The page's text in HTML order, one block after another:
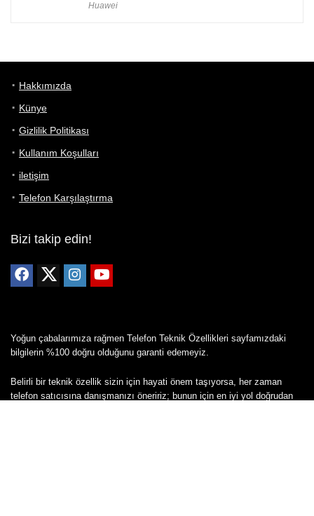
Huawei
Hakkımızda
Künye
Gizlilik Politikası
Kullanım Koşulları
iletişim
Telefon Karşılaştırma
Bizi takip edin!
Yoğun çabalarımıza rağmen Telefon Teknik Özellikleri sayfamızdaki
bilgilerin %100 doğru olduğunu garanti edemeyiz.
Belirli bir teknik özellik sizin için hayati önem taşıyorsa, her zaman
telefon satıcısına danışmanızı öneririz; bunun için en iyi yol doğrudan